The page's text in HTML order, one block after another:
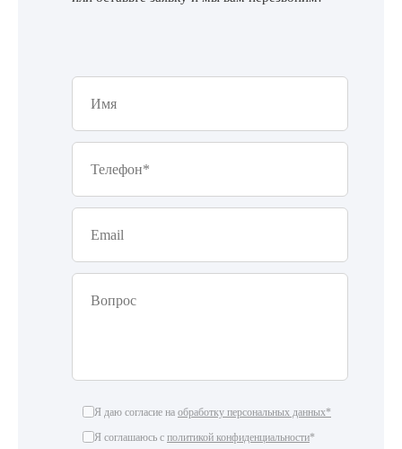
Я даю согласие на обработку персональных данных*
Я соглашаюсь с политикой конфиденциальности*